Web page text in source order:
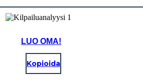
LUO OMA!
Kopioida